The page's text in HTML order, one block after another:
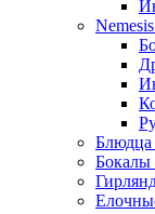
Блюдца
Бокалы